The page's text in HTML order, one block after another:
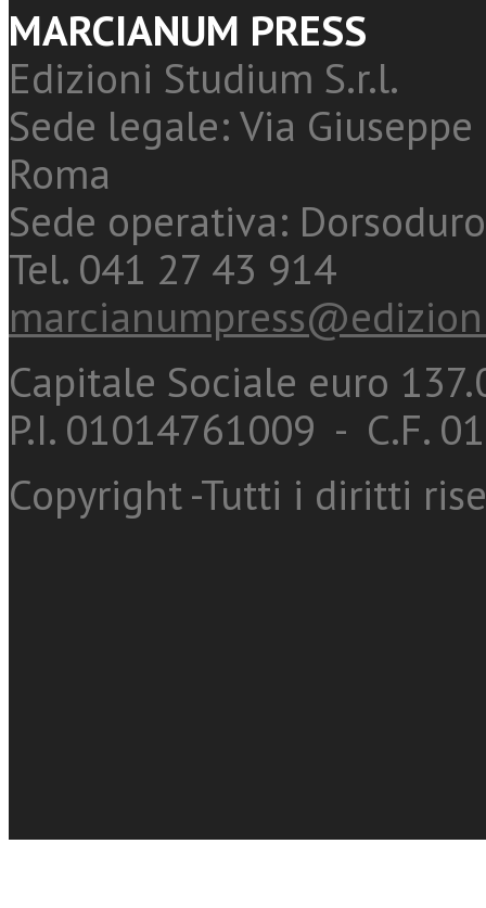
MARCIANUM PRESS
Edizioni Studium S.r.l.
Sede legale: Via
Roma
Sede operativa:
Tel. 041 27 43 914
Capitale Sociale euro
P.I. 01014761009 - C.F.
Copyright -Tutti i diritti